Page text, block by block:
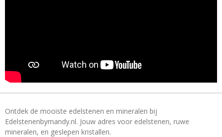
Ontdek de mooiste edelstenen en mineralen bij
Edelstenenbymandy.nl. Jouw adres voor edelstenen, ruwe
mineralen, en geslepen kristallen.